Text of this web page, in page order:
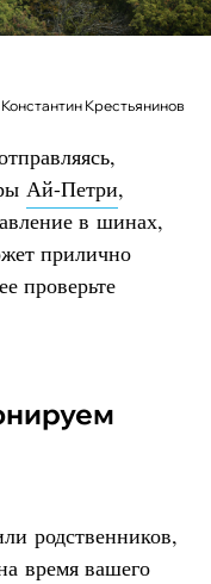
Крестьянинов
Ай-Петри,
в шинах,
прилично
проверьте
родственников,
время вашего